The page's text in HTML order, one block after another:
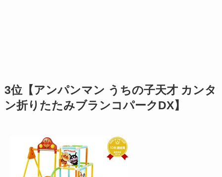
3位【アンパンマン うちの子天才 カンタ
ン折りたたみブランコパークDX】